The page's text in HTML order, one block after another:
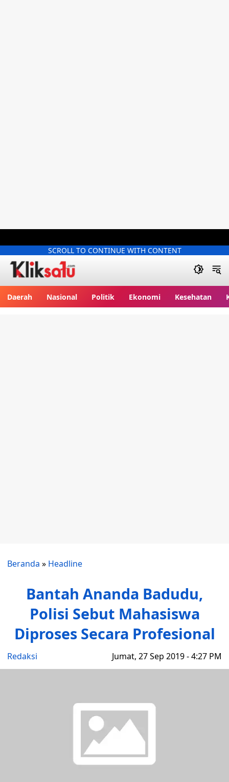
SCROLL TO CONTINUE WITH CONTENT
Daerah Nasional Politik Ekonomi Kesehatan
Beranda » Headline
Bantah Ananda Badudu,
Polisi Sebut Mahasiswa
Diproses Secara Profesional
Redaksi Jumat, 27 Sep 2019 - 4:27 PM